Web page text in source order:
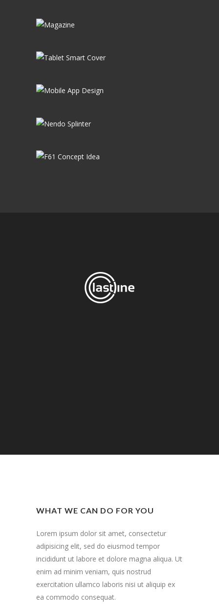
iWatch
Magazine
Tablet Smart Cover
Mobile App Design
Nendo Splinter
WHAT WE CAN DO FOR YOU
Lorem ipsum dolor sit amet, consectetur
adipisicing elit, sed do eiusmod tempor
incididunt ut labore et dolore magna aliqua. Ut
enim ad minim veniam, quis nostrud
exercitation ullamco laboris nisi ut aliquip ex
ea commodo consequat.